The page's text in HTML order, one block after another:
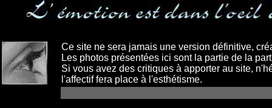
Ce site ne sera jamais une version définitive,
Les photos présentées ici sont la partie de la
Si vous avez des critiques à apporter au site,
l'affectif fera place à l'esthétisme.